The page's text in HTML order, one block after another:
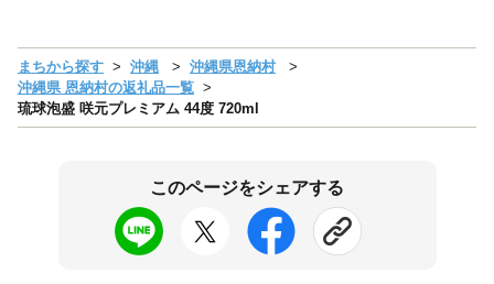
まちから探す 沖縄
沖縄県恩納村
沖縄県 恩納村の返礼品一覧
琉球泡盛 咲元プレミアム 44度 720ml
このページをシェアする